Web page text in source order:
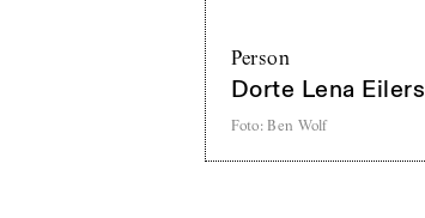
Person
Dorte Lena Eilers
Foto: Ben Wolf